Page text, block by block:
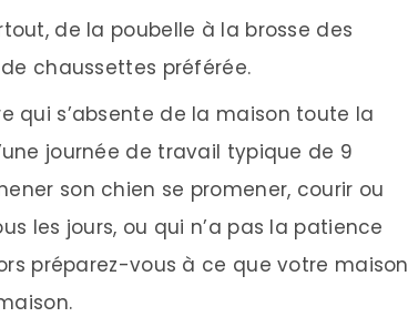
de la poubelle à la brosse des
chaussettes préférée.
qui s’absente de la maison toute la
journée de travail typique de 9
son chien se promener, courir ou
les jours, ou qui n’a pas la patience
préparez-vous à ce que votre maison